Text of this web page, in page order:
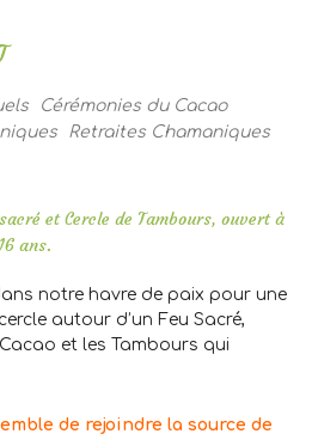
Cérémonies du Cacao
Retraites Chamaniques
et Cercle de Tambours, ouvert à
ans.
notre havre de paix pour une
autour d’un Feu Sacré,
et les Tambours qui
de rejoindre la source de